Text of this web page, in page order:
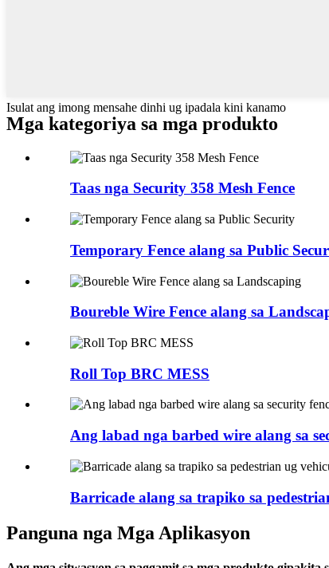
Isulat ang imong mensahe dinhi ug ipadala kini kanamo
Mga kategoriya sa mga produkto
Taas nga Security 358 Mesh Fence
Temporary Fence alang sa Public
Boureble Wire Fence alang sa
Roll Top BRC MESS
Ang labad nga barbed wire alang sa
Barricade alang sa trapiko sa
Panguna nga Mga Aplikasyon